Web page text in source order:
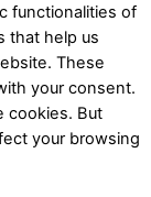
functionalities of
that help us
These
your consent.
cookies. But
your browsing